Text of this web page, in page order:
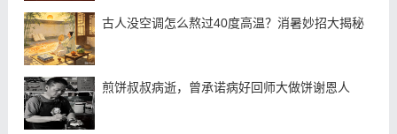
古人没空调怎么熬过40度高温？消暑妙招大揭秘
煎饼叔叔病逝，曾承诺病好回师大做饼谢恩人